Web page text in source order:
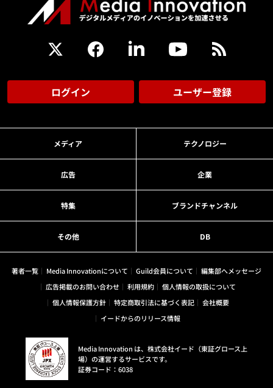
ログイン ユーザー登録
メディア テクノロジー
広告 企業
特集 ブランドチャンネル
その他 DB
著者一覧 Media Innovationについて Guild会員について
編集部へメッセージ
広告掲載のお問い合わせ
利用規約
個人情報の取扱について
個人情報保護方針
特定商取引法に基づく表記
会社概要
イードからのリリース情報
Media Innovation は、株式会社イード（東証グロース上
場）の運営するサービスです。
証券コード：6038